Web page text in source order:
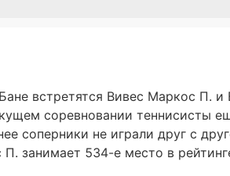
встретятся Вивес Маркос П. и
соревновании теннисисты
соперники не играли друг с
занимает 534-е место в